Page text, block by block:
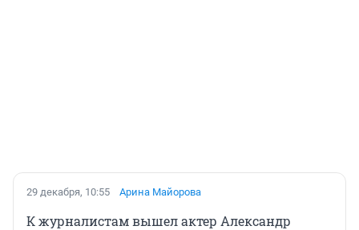
29 декабря, 10:55 Арина Майорова
К журналистам вышел актер Александр